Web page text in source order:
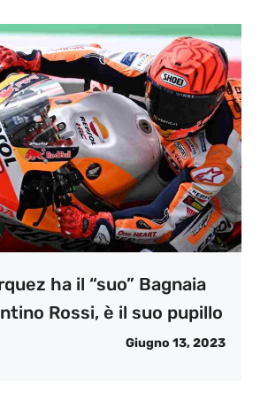
ha il “suo” Bagnaia
Rossi, è il suo pupillo
Giugno 13, 2023